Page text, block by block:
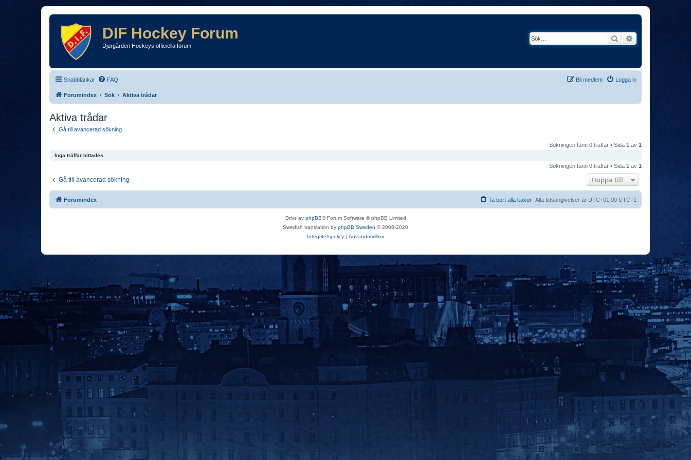
DIF Hockey Forum
Djurgården Hockeys officiella forum
Sök
Snabblänkar FAQ Logga in
Bli medlem
Forumindex Sök Aktiva trådar
Aktiva trådar
Gå till avancerad sökning
Sökningen fann 0 träffar • Sida 1 av 1
Inga träffar hittades.
Sökningen fann 0 träffar • Sida 1 av 1
Gå till avancerad sökning Hoppa till
Forumindex Alla tidsangivelser är UTC+01:00 UTC+1
Ta bort alla kakor
Drivs av phpBB® Forum Software © phpBB Limited
Swedish translation by phpBB Sweden © 2006-2020
Integritetspolicy| Användarvillkor